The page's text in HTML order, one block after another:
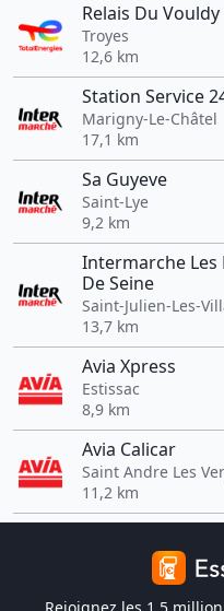
Relais Du Vouldy
Troyes
12,6 km
Station Service
Marigny-Le-Châtel
17,1 km
Sa Guyeve
Saint-Lye
9,2 km
Intermarche Les
De Seine
Saint-Julien-Les-
13,7 km
Avia Xpress
Estissac
8,9 km
Avia Calicar
Saint Andre Les
11,2 km